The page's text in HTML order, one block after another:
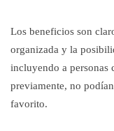
Los beneficios son
organizada y la
incluyendo a personas
previamente, no
favorito.